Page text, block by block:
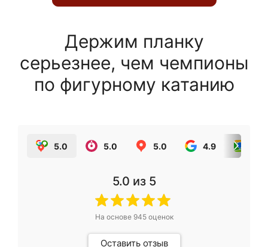
Держим планку
серьезнее, чем чемпионы
по фигурному катанию
5.0 5.0 5.0 4.9
5.0 из 5
На основе 945оценок
Оставить отзыв